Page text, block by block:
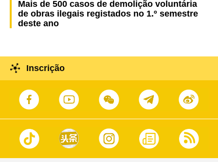
Mais de 500 casos de demolição voluntária
de obras ilegais registados no 1.º semestre
deste ano
Inscrição